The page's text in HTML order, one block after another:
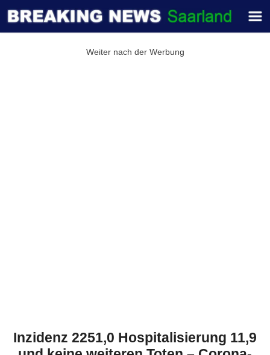
Weiter nach der Werbung
Inzidenz 2251,0 Hospitalisierung 11,9